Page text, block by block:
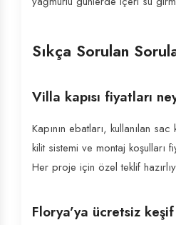
Sıkça Sorulan
Villa kapısı fiyatları
Kapının ebatları, kullanılan sac
kilit sistemi ve montaj koşulları
Her proje için özel teklif
Florya’ya ücretsiz